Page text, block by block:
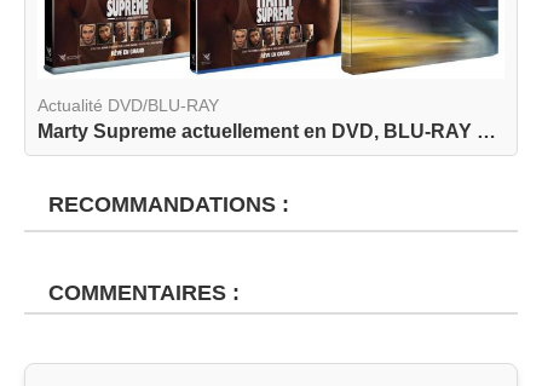
Actualité DVD/BLU-RAY
Marty Supreme actuellement en DVD, BLU-RAY et BL...
RECOMMANDATIONS :
COMMENTAIRES :